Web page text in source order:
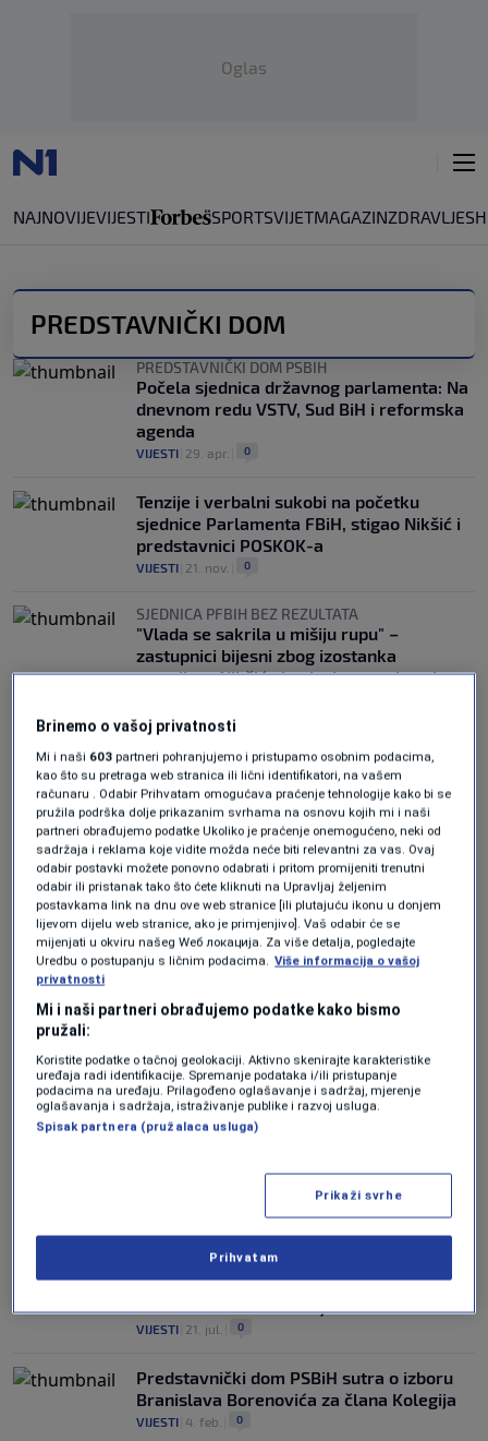
Oglas
NAJNOVIJEVIJESTI SPORTSVIJETMAGAZINZDRAVLJE
PREDSTAVNIČKI DOM
PREDSTAVNIČKI DOM PSBIH
Počela sjednica državnog parlamenta: Na
dnevnom redu VSTV, Sud BiH i reformska
agenda
VIJESTI 29. apr. 0
Tenzije i verbalni sukobi na početku
sjednice Parlamenta FBiH, stigao Nikšić i
predstavnici POSKOK-a
VIJESTI 21. nov. 0
SJEDNICA PFBIH BEZ REZULTATA
"Vlada se sakrila u mišiju rupu" –
zastupnici bijesni zbog izostanka
premijera Nikšića i neizglasavanja zakona
Oglas
ZAKLJUČAK PREDSTAVNIČKOG DOMA
pregovarača BiH s EU očekuje se u
ponedjeljak
VIJESTI|9. nov.| 0
sjednicu, prijedlog budžeta na dnevnom
PARLAMENT BIH
Hitna sjednica Predstavničkog doma
PSBiH zakazana za 29. juli
VIJESTI 21. jul. 0
Predstavnički dom PSBiH sutra o izboru
Branislava Borenovića za člana Kolegija
VIJESTI 4. feb. 0
Brinemo o vašoj privatnosti
Mi i naši 603 partneri pohranjujemo i pristupamo osobnim podacima,
kao što su pretraga web stranica ili lični identifikatori, na vašem
računaru . Odabir Prihvatam omogućava praćenje tehnologije kako bi se
pružila podrška dolje prikazanim svrhama na osnovu kojih mi i naši
partneri obrađujemo podatke Ukoliko je praćenje onemogućeno, neki od
sadržaja i reklama koje vidite možda neće biti relevantni za vas. Ovaj
odabir postavki možete ponovno odabrati i pritom promijeniti trenutni
odabir ili pristanak tako što ćete kliknuti na Upravljaj željenim
postavkama link na dnu ove web stranice [ili plutajuću ikonu u donjem
lijevom dijelu web stranice, ako je primjenjivo]. Vaš odabir će se
mijenjati u okviru našeg Wеб локација. Za više detalja, pogledajte
Uredbu o postupanju s ličnim podacima. Više informacija o vašoj
privatnosti
Mi i naši partneri obrađujemo podatke kako bismo
pružali:
Koristite podatke o tačnoj geolokaciji. Aktivno skenirajte karakteristike
uređaja radi identifikacije. Spremanje podataka i/ili pristupanje
podacima na uređaju. Prilagođeno oglašavanje i sadržaj, mjerenje
oglašavanja i sadržaja, istraživanje publike i razvoj usluga.
Spisak partnera (pružalaca usluga)
Prikaži svrhe
Prihvatam